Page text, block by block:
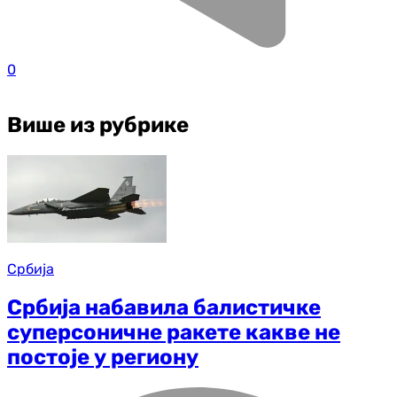
0
Више из рубрике
Србија
Србија набавила балистичке
суперсоничне ракете какве не
постоје у региону